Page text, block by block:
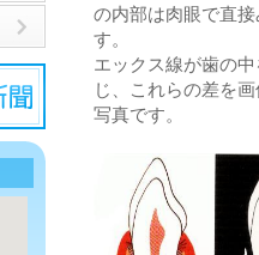
の内部は肉眼で直
す。
エックス線が歯の
じ、これらの差を
写真です。